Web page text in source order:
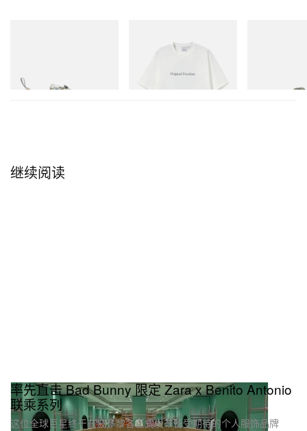
立刻购入
继续阅读
率先直击 Bad Bunny 限定 Zara x Benito Antonio
联乘系列
这位全球巨星终于在波多黎各正式发布备受期待的个人服饰品牌